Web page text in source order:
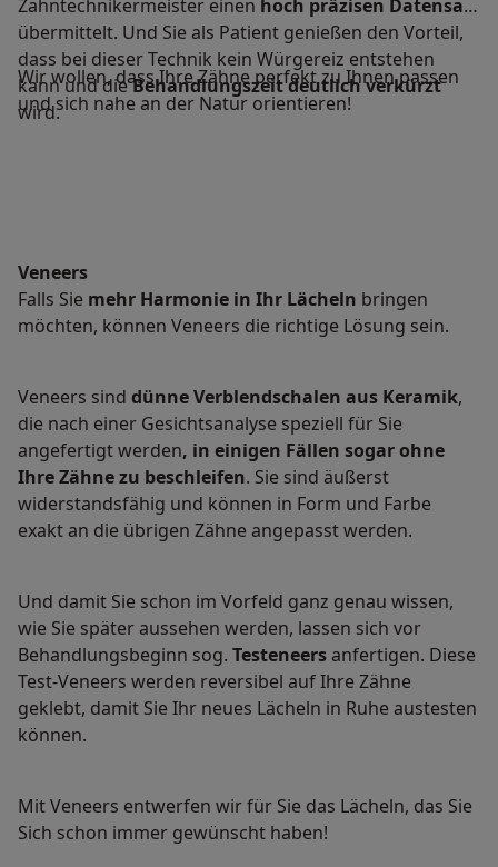
Zahntechnikermeister einen hoch präzisen Datensatz
übermittelt. Und Sie als Patient genießen den Vorteil,
dass bei dieser Technik kein Würgereiz entstehen
kann und dieBehandlungszeit deutlich verkürzt
wird.
Wir wollen, dass Ihre Zähne perfekt zu Ihnen passen
und sich nahe an der Natur orientieren!
Veneers
Falls Sie mehr Harmonie in Ihr Lächeln bringen
möchten, können Veneers die richtige Lösung sein.
Veneers sind dünne Verblendschalen aus Keramik,
die nach einer Gesichtsanalyse speziell für Sie
angefertigt werden, in einigen Fällen sogar ohne
Ihre Zähne zu beschleifen. Sie sind äußerst
widerstandsfähig und können in Form und Farbe
exakt an die übrigen Zähne angepasst werden.
Und damit Sie schon im Vorfeld ganz genau wissen,
wie Sie später aussehen werden, lassen sich vor
Behandlungsbeginn sog. Testeneersanfertigen. Diese
Test-Veneers werden reversibel auf Ihre Zähne
geklebt, damit Sie Ihr neues Lächeln in Ruhe austesten
können.
Mit Veneers entwerfen wir für Sie das Lächeln, das Sie
Sich schon immer gewünscht haben!